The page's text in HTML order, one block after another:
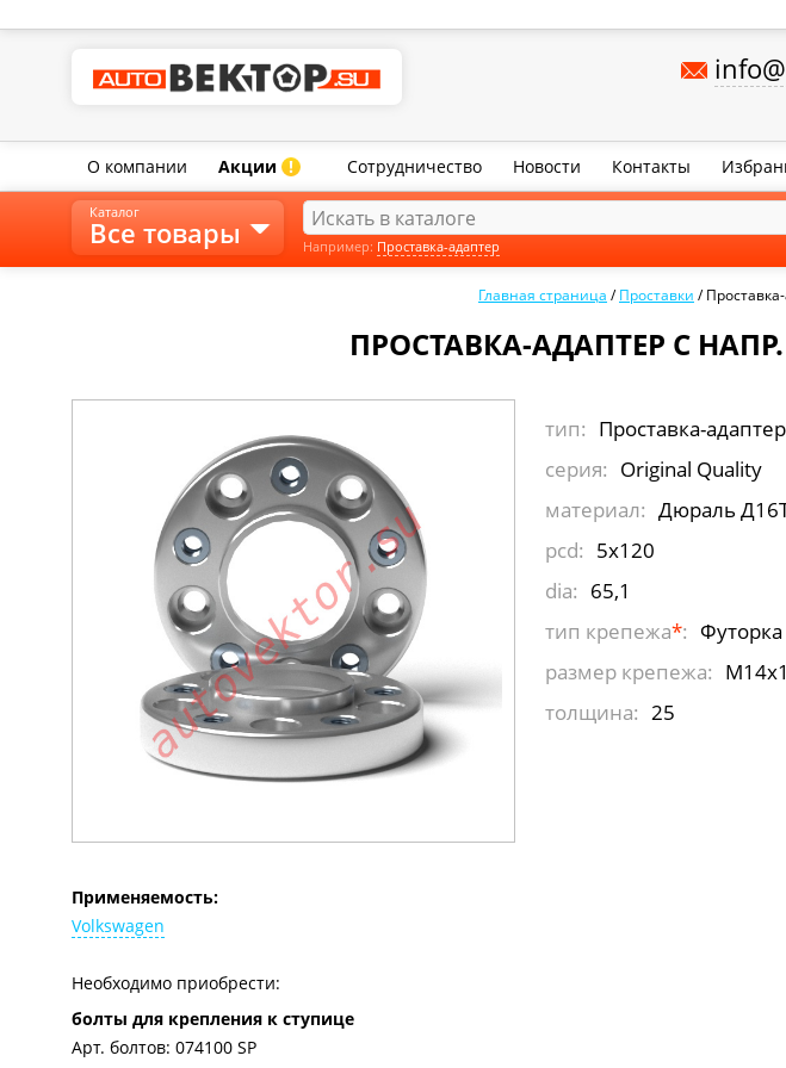
О компании Акции ! Сотрудничество Новости Контакты
Главная страница /Проставки /
ПРОСТАВКА-АДАПТЕР С НАПР.
тип: Проставка-
серия: Original Quality
материал: Дюраль
pcd: 5x120
dia: 65,1
тип крепежа*: Футорка
размер крепежа:
толщина: 25
Применяемость:
Volkswagen
Необходимо приобрести:
болты для крепления к ступице
Арт. болтов: 074100 SP
Каталог
Все товары Например: Проставка-адаптер